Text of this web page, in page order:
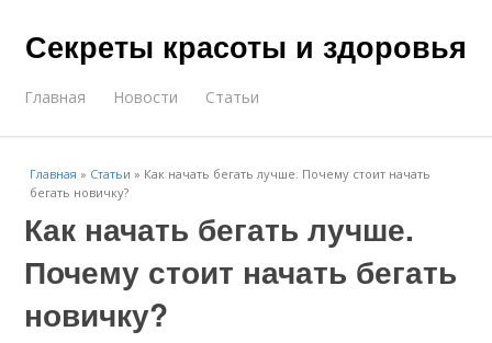
Секреты красоты и здоровья
Главная Новости Статьи
Главная » Статьи » Как начать бегать лучше. Почему стоит начать
бегать новичку?
Как начать бегать лучше.
Почему стоит начать бегать
новичку?